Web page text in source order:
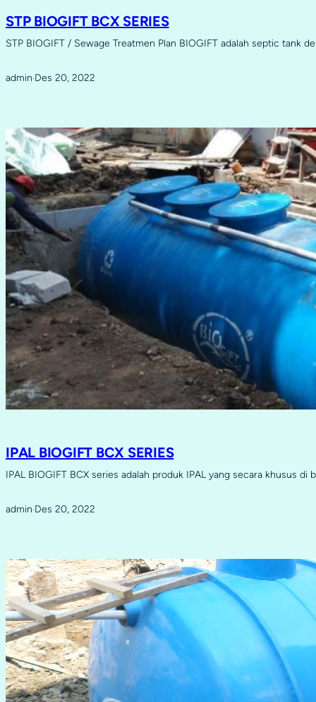
STP BIOGIFT BCX SERIES
STP BIOGIFT / Sewage Treatmen Plan BIOGIFT adalah septic tank
admin·Des 20, 2022
IPAL BIOGIFT BCX SERIES
IPAL BIOGIFT BCX series adalah produk IPAL yang secara khusus di
admin·Des 20, 2022